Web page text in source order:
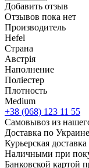
Добавить отзыв
Отзывов пока нет
Производитель
Hefel
Страна
Австрія
Наполнение
Поліестер
Плотность
Medium
+38 (068) 123 11 55
Самовывоз из
Доставка по
Курьерская
Наличными при
Банковской картой